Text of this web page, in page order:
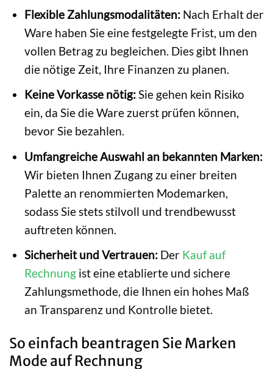
Flexible Zahlungsmodalitäten:Nach Erhalt der
Ware haben Sie eine festgelegte Frist, um den
vollen Betrag zu begleichen. Dies gibt Ihnen
die nötige Zeit, Ihre Finanzen zu planen.
Keine Vorkasse nötig:Sie gehen kein Risiko
ein, da Sie die Ware zuerst prüfen können,
bevor Sie bezahlen.
Umfangreiche Auswahl an bekannten Marken:
Wir bieten Ihnen Zugang zu einer breiten
Palette an renommierten Modemarken,
sodass Sie stets stilvoll und trendbewusst
auftreten können.
Sicherheit und Vertrauen:Der Kauf auf
Rechnungist eine etablierte und sichere
Zahlungsmethode, die Ihnen ein hohes Maß
an Transparenz und Kontrolle bietet.
So einfach beantragen Sie Marken
Mode auf Rechnung